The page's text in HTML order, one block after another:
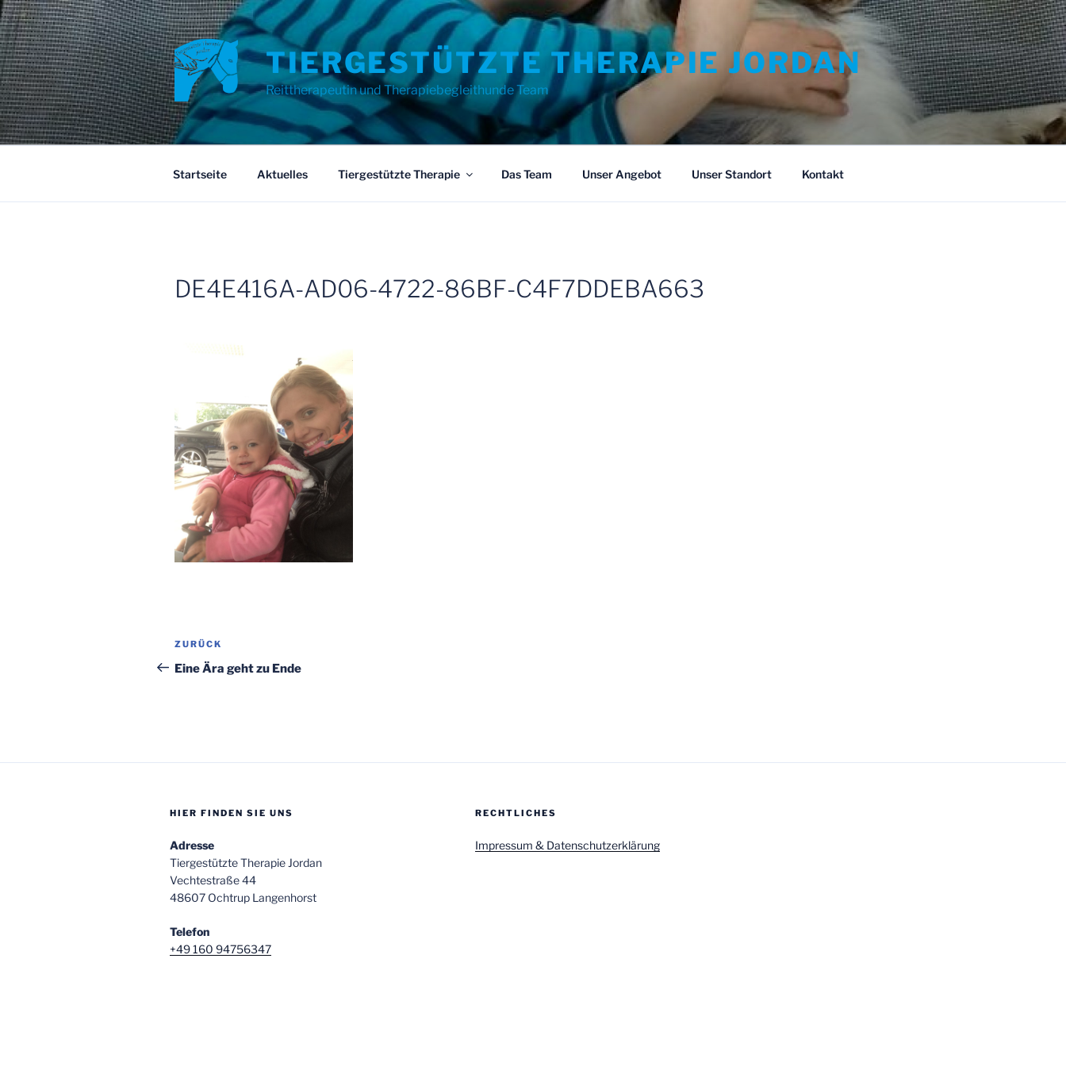
Zum
Inhalt
springen
TIERGESTÜTZTE THERAPIE JORDAN
Reittherapeutin und Therapiebegleithunde Team
Startseite Aktuelles Tiergestützte Therapie Das Team Unser Angebot Unser Standort Kontakt
DE4E416A-AD06-4722-86BF-C4F7DDEBA663
Beitragsnavigation
Vorheriger
Beitrag
ZURÜCK
Eine Ära geht zu Ende
HIER FINDEN SIE UNS
Adresse
Tiergestützte Therapie Jordan
Vechtestraße 44
48607 Ochtrup Langenhorst
Telefon
+49 160 94756347
RECHTLICHES
Impressum & Datenschutzerklärung